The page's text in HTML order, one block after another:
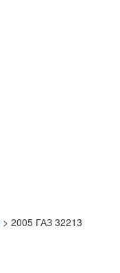
> 2005 ГАЗ 32213